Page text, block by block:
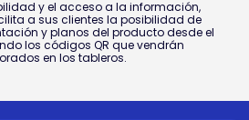
y el acceso a la información,
a sus clientes la posibilidad de
y planos del producto desde el
los códigos QR que vendrán
en los tableros.